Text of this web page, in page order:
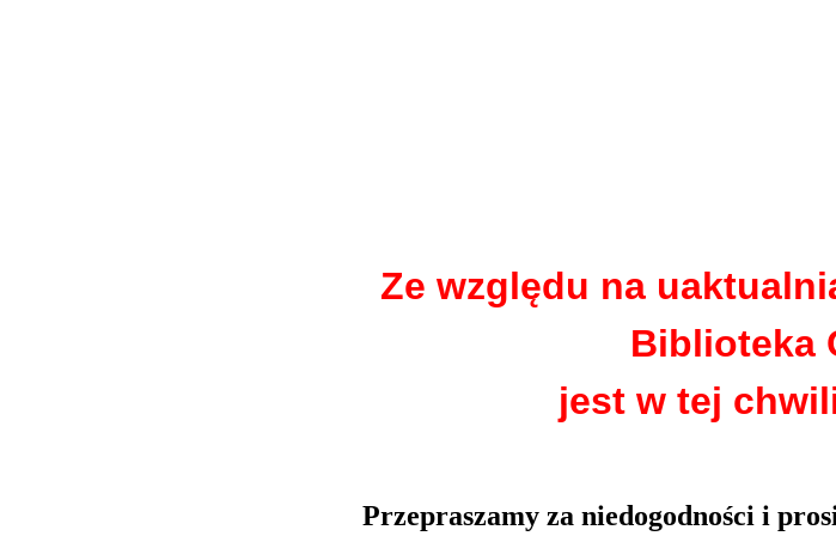
Ze względu na
Biblioteka
jest w tej
Przepraszamy za niedogodności i